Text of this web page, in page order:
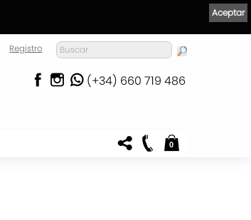
Registro
(+34) 660 719 486
0
Aceptar